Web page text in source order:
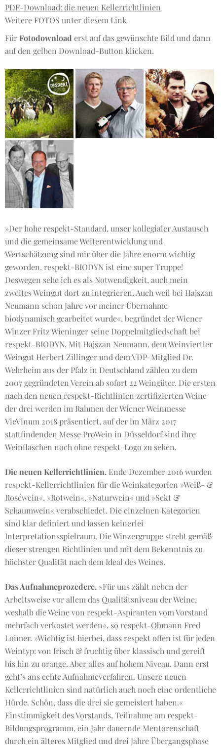
PDF-Download: die neuen Kellerrichtlinien
Weitere FOTOS unter diesem Link
Für Fotodownload erst auf das gewünschte Bild und dann
auf den gelben Download-Button klicken.
»Der hohe respekt-Standard, unser kollegialer Austausch
und die gemeinsame Weiterentwicklung und
Wertschätzung sind mir über die Jahre enorm wichtig
geworden. respekt-BIODYN ist eine super Truppe!
Deswegen sehe ich es als Notwendigkeit, auch mein
zweites Weingut dort zu integrieren. Auch weil bei Hajszan
Neumann schon Jahre vor meiner Übernahme
biodynamisch gearbeitet wurde«, begründet der Wiener
Winzer Fritz Wieninger seine Doppelmitgliedschaft bei
respekt-BIODYN. Mit Hajszan Neumann, dem Weinviertler
Weingut Herbert Zillinger und dem VDP-Mitglied Dr.
Wehrheim aus der Pfalz in Deutschland zählen zu dem
2007 gegründeten Verein ab sofort 22 Weingüter. Die ersten
nach den neuen respekt-Richtlinien zertifizierten Weine
der drei werden im Rahmen der Wiener Weinmesse
VieVinum 2018 präsentiert, auf der im März 2017
stattfindenden Messe ProWein in Düsseldorf sind ihre
Weinflaschen noch ohne respekt-Logo zu sehen.
Die neuen Kellerrichtlinien. Ende Dezember 2016 wurden
respekt-Kellerrichtlinien für die Weinkategorien »Weiß- &
Roséwein«, »Rotwein«, »Naturwein« und »Sekt &
Schaumwein« verabschiedet. Die einzelnen Kategorien
sind klar definiert und lassen keinerlei
Interpretationsspielraum. Die Winzergruppe strebt gemäß
dieser strengen Richtlinien und mit dem Bekenntnis zu
höchster Qualität nach dem Ideal des Weines.
Das Aufnahmeprozedere. »Für uns zählt neben der
Arbeitsweise vor allem das Qualitätsniveau der Weine,
weshalb die Weine von respekt-Aspiranten vom Vorstand
mehrfach verkostet werden«, so respekt-Obmann Fred
Loimer. »Wichtig ist hierbei, dass respekt offen ist für jeden
Weintyp: von frisch & fruchtig über klassisch und gereift
bis hin zu orange. Aber alles auf hohem Niveau. Dann erst
geht’s ans echte Aufnahmeverfahren. Unsere neuen
Kellerrichtlinien sind natürlich auch noch eine ordentliche
Hürde. Schön, dass die drei sie gemeistert haben.«
Einstimmigkeit des Vorstands, Teilnahme am respekt-
Bildungsprogramm, ein Jahr dauernde Mentorenschaft
durch ein älteres Mitglied und drei Jahre Übergangsphase